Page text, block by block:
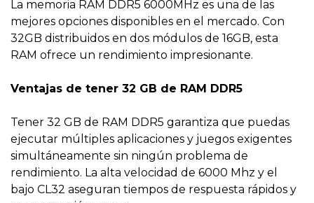
La memoria RAM DDR5 6000MHz es una de las
mejores opciones disponibles en el mercado. Con
32GB distribuidos en dos módulos de 16GB, esta
RAM ofrece un rendimiento impresionante.
Ventajas de tener 32 GB de RAM DDR5
Tener 32 GB de RAM DDR5 garantiza que puedas
ejecutar múltiples aplicaciones y juegos exigentes
simultáneamente sin ningún problema de
rendimiento. La alta velocidad de 6000 Mhz y el
bajo CL32 aseguran tiempos de respuesta rápidos y